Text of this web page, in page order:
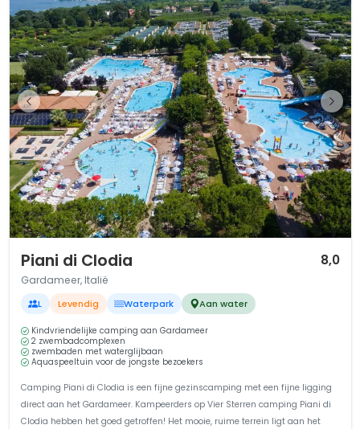
Piani di Clodia 8,0
Gardameer, Italië
L Levendig Waterpark Aan water
Kindvriendelijke camping aan Gardameer
2 zwembadcomplexen
zwembaden met waterglijbaan
Aquaspeeltuin voor de jongste bezoekers
Camping Piani di Clodia is een fijne gezinscamping met een fijne ligging
direct aan het Gardameer. Kampeerders op Vier Sterren camping Piani di
Clodia hebben het goed getroffen! Het mooie, ruime terrein ligt aan het